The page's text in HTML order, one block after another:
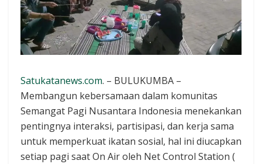
Satukatanews.com. – BULUKUMBA –
Membangun kebersamaan dalam komunitas
Semangat Pagi Nusantara Indonesia menekankan
pentingnya interaksi, partisipasi, dan kerja sama
untuk memperkuat ikatan sosial, hal ini diucapkan
setiap pagi saat On Air oleh Net Control Station (